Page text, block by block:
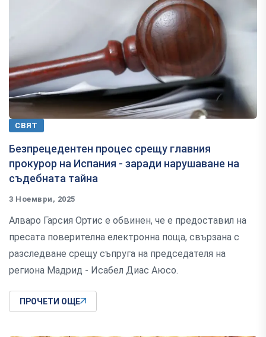
СВЯТ
Безпрецедентен процес срещу главния
прокурор на Испания - заради нарушаване на
съдебната тайна
3 Ноември, 2025
Алваро Гарсия Ортис е обвинен, че е предоставил на
пресата поверителна електронна поща, свързана с
разследване срещу съпруга на председателя на
региона Мадрид - Исабел Диас Аюсо.
ПРОЧЕТИ ОЩЕ